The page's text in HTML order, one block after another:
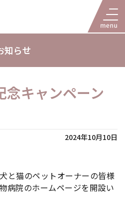
知らせ
念キャンペーン
2024年10月10日
と猫のペットオーナーの皆様
病院のホームページを開設い